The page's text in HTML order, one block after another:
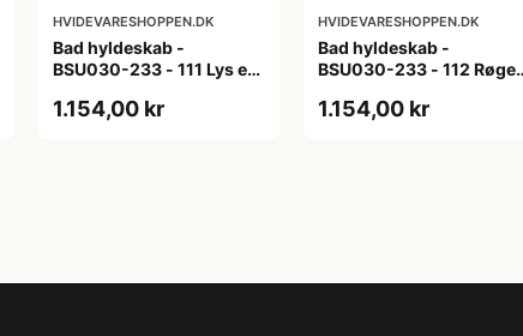
HVIDEVARESHOPPEN.DK
Bad hyldeskab -
BSU030-233 - 111 Lys eg
1.154,00 kr
HVIDEVARESHOPPEN.DK
Bad hyldeskab -
BSU030-233 - 112 Røget
1.154,00 kr